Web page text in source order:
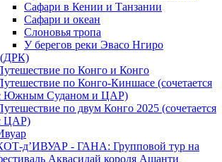
Сафари в Кении и Танзании
Сафари и океан
Слоновья тропа
У берегов реки Эвасо Нгиро
по Конго и Конго
по Конго-Киншасе (сочетается
Южным Суданом и ЦАР)
по двум Конго 2025 (сочетается
ЦАР)
д’ИВУАР - ГАНА: Групповой тур на
Аквасидай короля Ашанти